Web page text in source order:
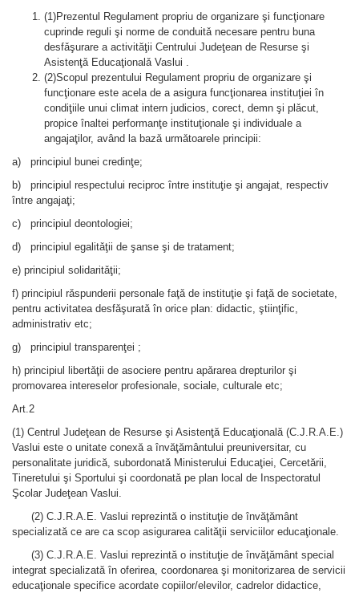
(1)Prezentul Regulament propriu de organizare şi funcţionare
cuprinde reguli şi norme de conduitǎ necesare pentru buna
desfǎşurare a activităţii Centrului Judeţean de Resurse şi
Asistenţǎ Educaţionalǎ Vaslui .
(2)Scopul prezentului Regulament propriu de organizare şi
funcţionare este acela de a asigura funcţionarea instituţiei în
condiţiile unui climat intern judicios, corect, demn şi plǎcut,
propice înaltei performanţe instituţionale şi individuale a
angajaţilor, având la bazǎ urmǎtoarele principii:
a) principiul bunei credinţe;
b) principiul respectului reciproc între instituţie şi angajat, respectiv
între angajaţi;
c) principiul deontologiei;
d) principiul egalitǎţii de şanse şi de tratament;
e) principiul solidaritǎţii;
f) principiul rǎspunderii personale faţǎ de instituţie şi faţǎ de societate,
pentru activitatea desfǎşuratǎ în orice plan: didactic, ştiinţific,
administrativ etc;
g) principiul transparenţei ;
h) principiul libertǎţii de asociere pentru apǎrarea drepturilor şi
promovarea intereselor profesionale, sociale, culturale etc;
Art.2
(1) Centrul Judeţean de Resurse şi Asistenţă Educaţională (C.J.R.A.E.)
Vaslui este o unitate conexă a învăţământului preuniversitar, cu
personalitate juridică, subordonatǎ Ministerului Educaţiei, Cercetării,
Tineretului şi Sportului şi coordonatǎ pe plan local de Inspectoratul
Şcolar Judeţean Vaslui.
(2) C.J.R.A.E. Vaslui reprezintă o instituţie de învăţământ
specializată ce are ca scop asigurarea calităţii serviciilor educaţionale.
(3) C.J.R.A.E. Vaslui reprezintă o instituţie de învăţământ special
integrat specializată în oferirea, coordonarea şi monitorizarea de servicii
educaţionale specifice acordate copiilor/elevilor, cadrelor didactice,